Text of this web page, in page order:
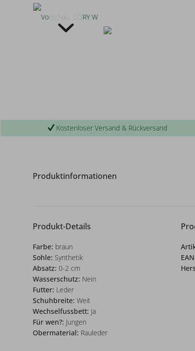
Kostenloser Versand & Rückversand
Produktinformationen
Produkt-Details
Farbe: braun
Sohle: Synthetik
Absatz: 0-2 cm
Wasserschutz: Nein
Futter: Leder
Schuhbreite: Weit
Wechselfussbett: Ja
Für wen?: Jungen
Obermaterial: Rauleder